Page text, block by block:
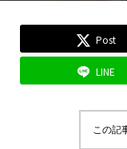
Post
LINE
この記